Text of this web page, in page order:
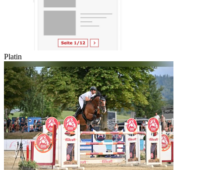
Platin